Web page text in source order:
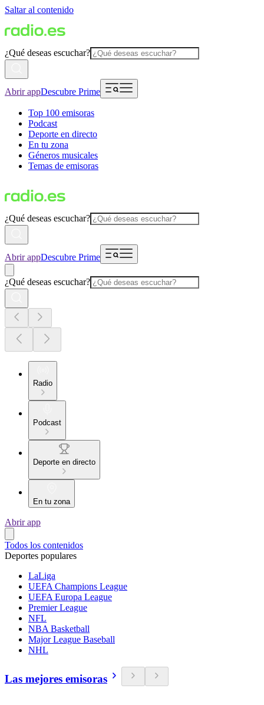
Saltar al contenido
¿Qué deseas escuchar?
Abrir appDescubre Prime
Top 100 emisoras
Podcast
Deporte en directo
En tu zona
Géneros musicales
Temas de emisoras
¿Qué deseas escuchar?
Abrir appDescubre Prime
¿Qué deseas escuchar?
Radio
Podcast
Deporte en directo
En tu zona
Abrir app
Todos los contenidos
Deportes populares
LaLiga
UEFA Champions League
UEFA Europa League
Premier League
NFL
NBA Basketball
Major League Baseball
NHL
Las mejores emisoras